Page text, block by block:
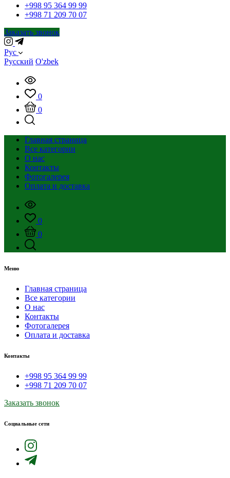
+998 95 364 99 99
+998 71 209 70 07
Заказать звонок
Рус
Русский O'zbek
0
0
Главная страница
Все категории
О нас
Контакты
Фотогалерея
Оплата и доставка
0
0
Меню
Главная страница
Все категории
О нас
Контакты
Фотогалерея
Оплата и доставка
Контакты
+998 95 364 99 99
+998 71 209 70 07
Заказать звонок
Социальные сети